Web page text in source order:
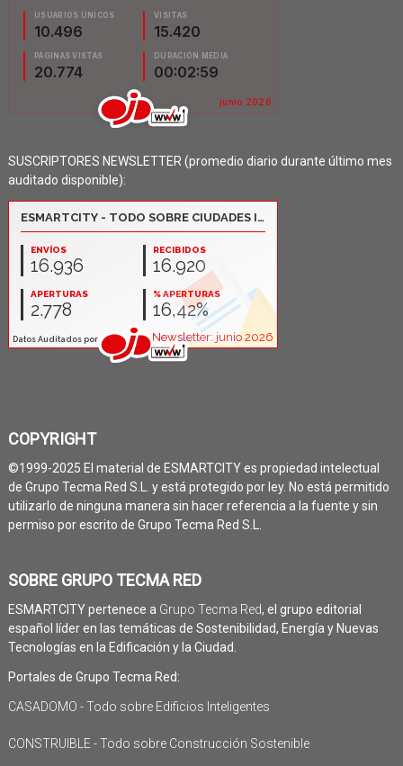
SUSCRIPTORES NEWSLETTER (promedio diario durante último mes
auditado disponible):
COPYRIGHT
©1999-2025 El material de ESMARTCITY es propiedad intelectual
de Grupo Tecma Red S.L. y está protegido por ley. No está permitido
utilizarlo de ninguna manera sin hacer referencia a la fuente y sin
permiso por escrito de Grupo Tecma Red S.L.
SOBRE GRUPO TECMA RED
ESMARTCITY pertenece a Grupo Tecma Red, el grupo editorial
español líder en las temáticas de Sostenibilidad, Energía y Nuevas
Tecnologías en la Edificación y la Ciudad.
Portales de Grupo Tecma Red:
CASADOMO - Todo sobre Edificios Inteligentes
CONSTRUIBLE - Todo sobre Construcción Sostenible